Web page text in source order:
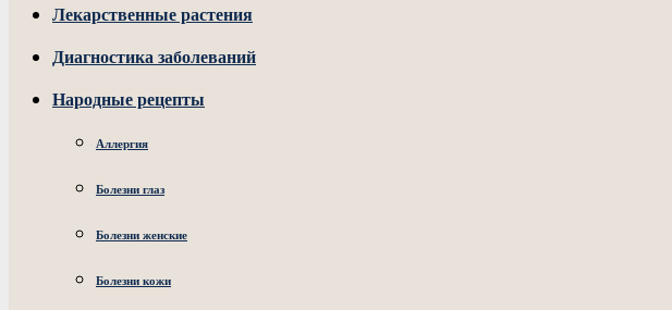
Лекарственные растения
Диагностика заболеваний
Народные рецепты
Аллергия
Болезни глаз
Болезни женские
Болезни кожи